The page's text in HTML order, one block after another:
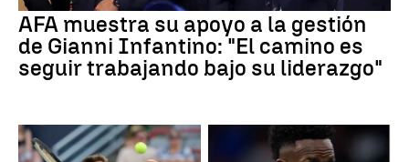
AFA muestra su apoyo a la gestión
de Gianni Infantino: "El camino es
seguir trabajando bajo su liderazgo"